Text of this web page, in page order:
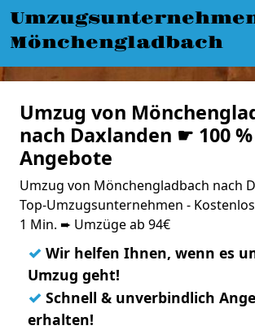
Mönchengladbach
Umzug von
nach Daxlanden ☛ 100
Angebote
Umzug von Mönchengladbach nach
Top-Umzugsunternehmen -
1 Min. ➨ Umzüge ab 94€
✓ Wir helfen Ihnen, wenn es
Umzug geht!
✓ Schnell & unverbindlich
erhalten!